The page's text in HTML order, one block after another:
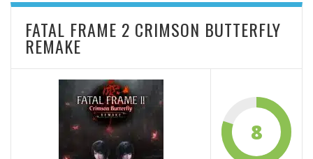
FATAL FRAME 2 CRIMSON BUTTERFLY
REMAKE
8